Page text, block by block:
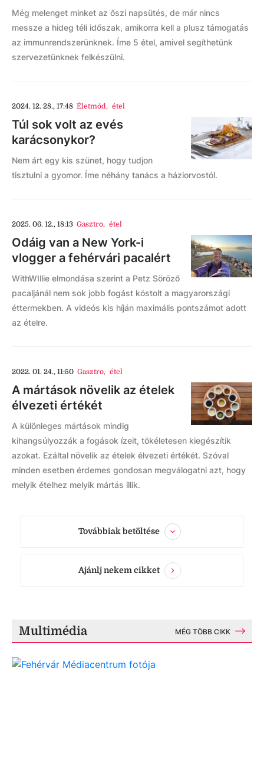
Még melenget minket az őszi napsütés, de már nincs
messze a hideg téli időszak, amikorra kell a plusz támogatás
az immunrendszerünknek. Íme 5 étel, amivel segíthetünk
szervezetünknek felkészülni.
2024. 12. 28., 17:48 Életmód, étel
Túl sok volt az evés
karácsonykor?
Nem árt egy kis szünet, hogy tudjon
tisztulni a gyomor. Íme néhány tanács a háziorvostól.
2025. 06. 12., 18:13 Gasztro, étel
Odáig van a New York-i
vlogger a fehérvári pacalért
WithWIllie elmondása szerint a Petz Söröző
pacaljánál nem sok jobb fogást kóstolt a magyarországi
éttermekben. A videós kis híján maximális pontszámot adott
az ételre.
2022. 01. 24., 11:50 Gasztro, étel
A mártások növelik az ételek
élvezeti értékét
A különleges mártások mindig
kihangsúlyozzák a fogások ízeit, tökéletesen kiegészítik
azokat. Ezáltal növelik az ételek élvezeti értékét. Szóval
minden esetben érdemes gondosan megválogatni azt, hogy
melyik ételhez melyik mártás illik.
Továbbiak betöltése
Ajánlj nekem cikket
Multimédia MÉG TÖBB CIKK